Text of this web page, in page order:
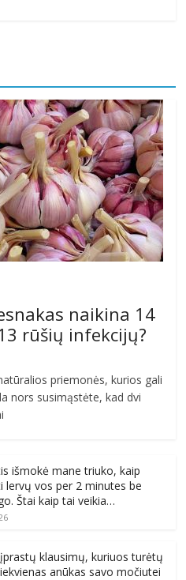
naikina 14
rūšių infekcijų?
priemonės, kurios gali
nors susimąstėte, kad dvi
išmokė mane triuko, kaip
lervų vos per 2 minutes be
Štai kaip tai veikia…
klausimų, kuriuos turėtų
anūkas savo močiutei